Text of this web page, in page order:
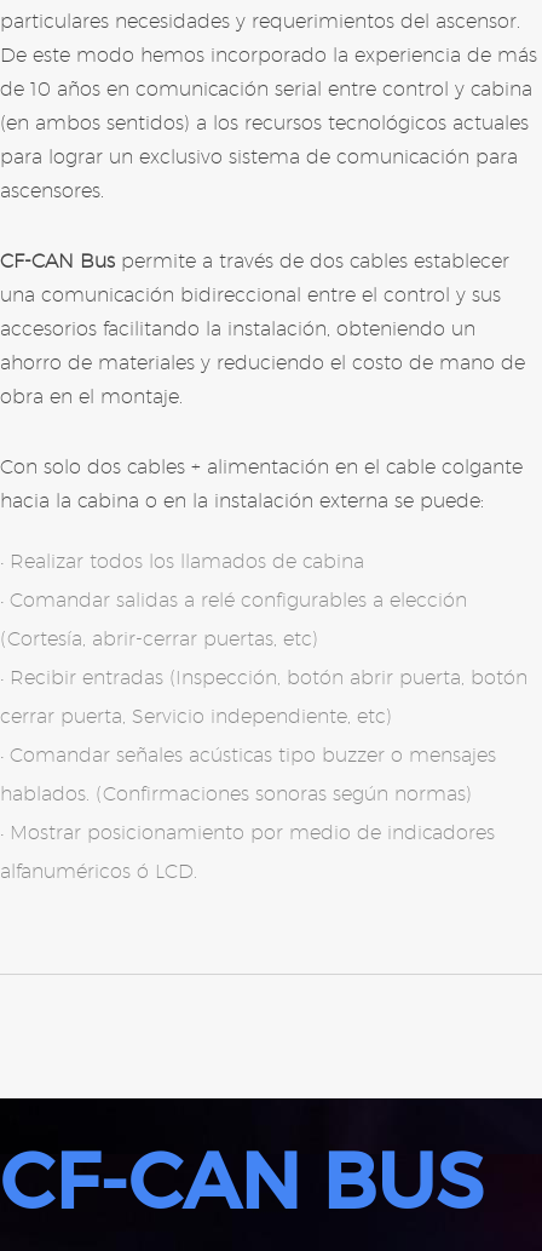
particulares necesidades y requerimientos del ascensor.
De este modo hemos incorporado la experiencia de más
de 10 años en comunicación serial entre control y cabina
(en ambos sentidos) a los recursos tecnológicos actuales
para lograr un exclusivo sistema de comunicación para
ascensores.
CF-CAN Bus permite a través de dos cables establecer
una comunicación bidireccional entre el control y sus
accesorios facilitando la instalación, obteniendo un
ahorro de materiales y reduciendo el costo de mano de
obra en el montaje.
Con solo dos cables + alimentación en el cable colgante
hacia la cabina o en la instalación externa se puede:
Realizar todos los llamados de cabina
Comandar salidas a relé configurables a elección
(Cortesía, abrir-cerrar puertas, etc)
Recibir entradas (Inspección, botón abrir puerta, botón
cerrar puerta, Servicio independiente, etc)
Comandar señales acústicas tipo buzzer o mensajes
hablados. (Confirmaciones sonoras según normas)
Mostrar posicionamiento por medio de indicadores
alfanuméricos ó LCD.
CF-CAN BUS